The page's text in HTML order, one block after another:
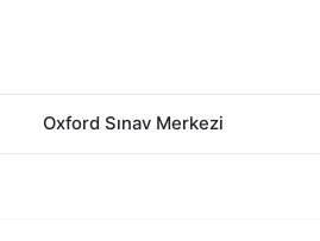
Oxford Sınav Merkezi